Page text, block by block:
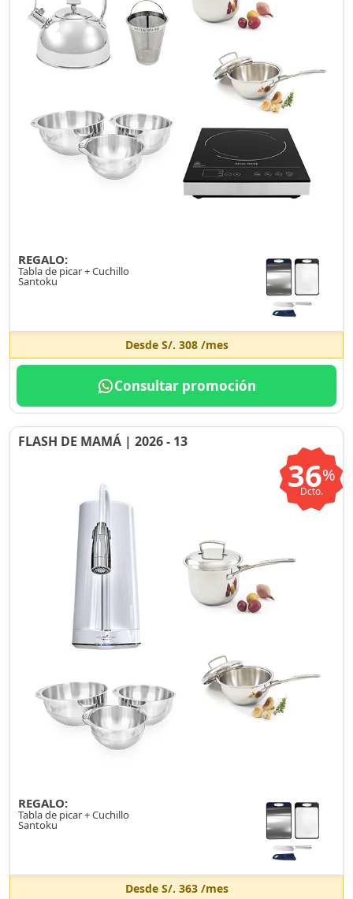
REGALO:
Tabla de picar + Cuchillo
Santoku
Desde S/. 308/mes
Consultar promoción
FLASH DE MAMÁ | 2026 - 13
36%
Dcto.
REGALO:
Tabla de picar + Cuchillo
Santoku
Desde S/. 363/mes